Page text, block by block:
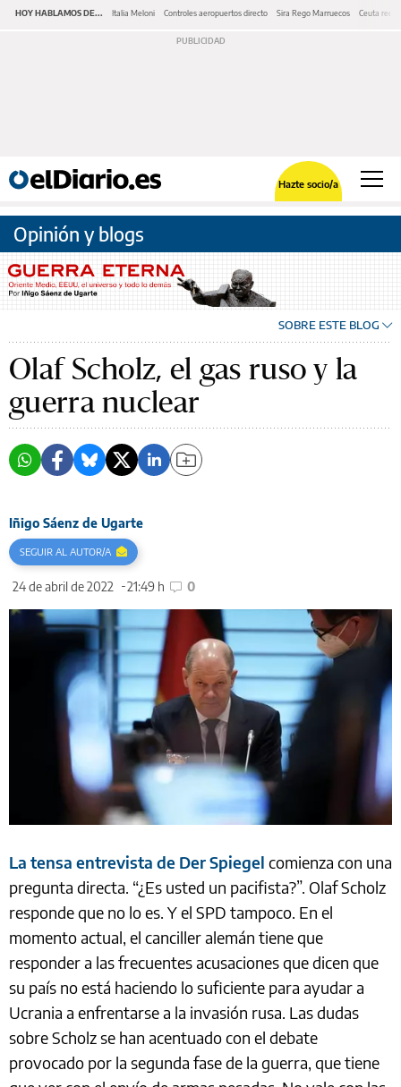
HOY HABLAMOS DE... Italia Meloni Controles aeropuertos directo Sira Rego Marruecos Ceuta
Hazte socio/a
Opinión y blogs
SOBRE ESTE BLOG
Olaf Scholz, el gas ruso y la
guerra nuclear
Iñigo Sáenz de Ugarte
24 de abril de 2022 21:49 h 0
SEGUIR AL AUTOR/A
La tensa entrevista de Der Spiegel comienza con una
pregunta directa. “¿Es usted un pacifista?”. Olaf Scholz
responde que no lo es. Y el SPD tampoco. En el
momento actual, el canciller alemán tiene que
responder a las frecuentes acusaciones que dicen que
su país no está haciendo lo suficiente para ayudar a
Ucrania a enfrentarse a la invasión rusa. Las dudas
sobre Scholz se han acentuado con el debate
provocado por la segunda fase de la guerra, que tiene